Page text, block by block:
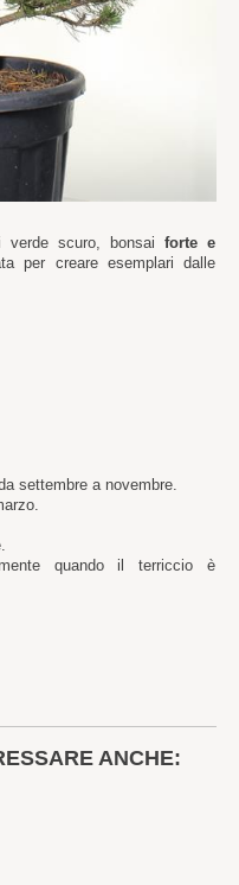
verde scuro, bonsai forte e
per creare esemplari dalle
settembre a novembre.
quando il terriccio è
ANCHE: